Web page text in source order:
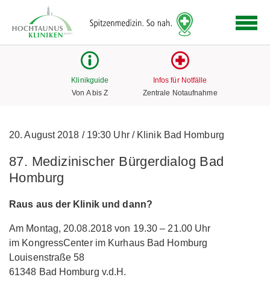
Link
zur
Klinikguide
Von A bis Z
Infos für Notfälle
Zentrale Notaufnahme
20. August 2018 /19:30 Uhr /Klinik Bad Homburg
87. Medizinischer Bürgerdialog Bad
Homburg
Raus aus der Klinik und dann?
Am Montag, 20.08.2018 von 19.30 – 21.00 Uhr
im KongressCenter im Kurhaus Bad Homburg
Louisenstraße 58
61348 Bad Homburg v.d.H.